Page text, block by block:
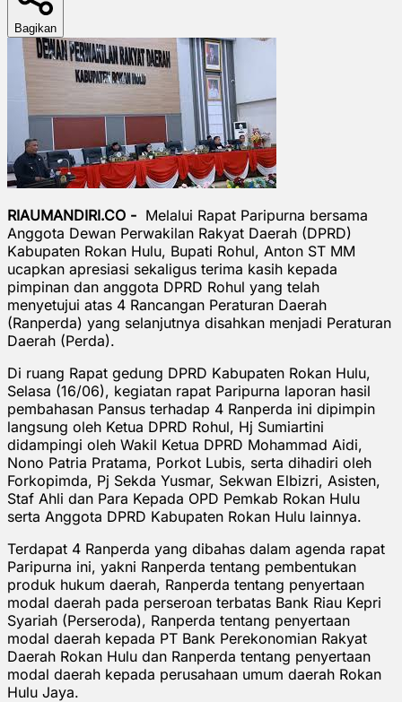
Bagikan
RIAUMANDIRI.CO - Melalui Rapat Paripurna bersama
Anggota Dewan Perwakilan Rakyat Daerah (DPRD)
Kabupaten Rokan Hulu, Bupati Rohul, Anton ST MM
ucapkan apresiasi sekaligus terima kasih kepada
pimpinan dan anggota DPRD Rohul yang telah
menyetujui atas 4 Rancangan Peraturan Daerah
(Ranperda) yang selanjutnya disahkan menjadi Peraturan
Daerah (Perda).
Di ruang Rapat gedung DPRD Kabupaten Rokan Hulu,
Selasa (16/06), kegiatan rapat Paripurna laporan hasil
pembahasan Pansus terhadap 4 Ranperda ini dipimpin
langsung oleh Ketua DPRD Rohul, Hj Sumiartini
didampingi oleh Wakil Ketua DPRD Mohammad Aidi,
Nono Patria Pratama, Porkot Lubis, serta dihadiri oleh
Forkopimda, Pj Sekda Yusmar, Sekwan Elbizri, Asisten,
Staf Ahli dan Para Kepada OPD Pemkab Rokan Hulu
serta Anggota DPRD Kabupaten Rokan Hulu lainnya.
Terdapat 4 Ranperda yang dibahas dalam agenda rapat
Paripurna ini, yakni Ranperda tentang pembentukan
produk hukum daerah, Ranperda tentang penyertaan
modal daerah pada perseroan terbatas Bank Riau Kepri
Syariah (Perseroda), Ranperda tentang penyertaan
modal daerah kepada PT Bank Perekonomian Rakyat
Daerah Rokan Hulu dan Ranperda tentang penyertaan
modal daerah kepada perusahaan umum daerah Rokan
Hulu Jaya.